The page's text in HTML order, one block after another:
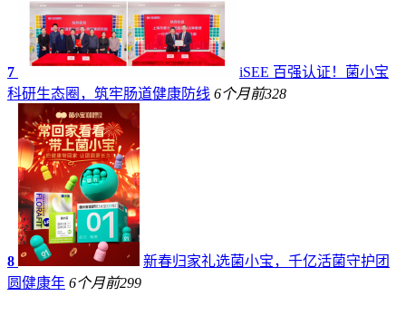
7
iSEE 百强认证！菌小宝
科研生态圈，筑牢肠道健康防线 6个月前328
8
新春归家礼选菌小宝，千亿活菌守护团
圆健康年 6个月前299